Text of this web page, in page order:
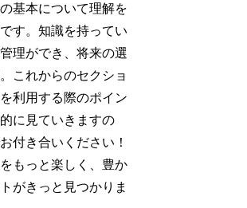
基本について理解を
す。知識を持ってい
理ができ、将来の選
これからのセクショ
利用する際のポイン
に見ていきますの
付き合いください！
もっと楽しく、豊か
がきっと見つかりま